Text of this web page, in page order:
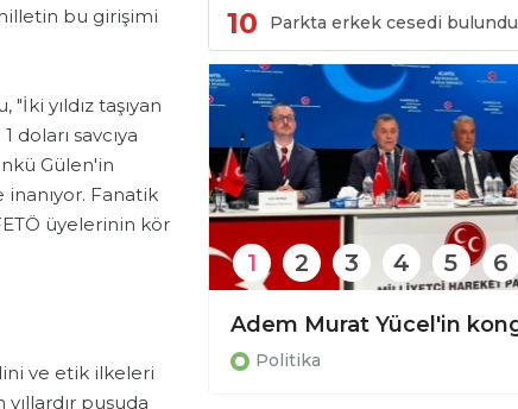
bu girişimi
"İki yıldız taşıyan
savcıya
Gülen'in
Fanatik
üyelerinin kör
ve etik ilkeleri
pusuda
10 Parkta erkek cesedi bulundu
Politika
1 2 3 4 5 6